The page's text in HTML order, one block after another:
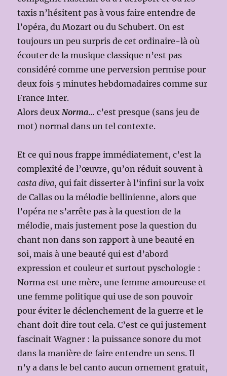
taxis n’hésitent pas à vous faire entendre de
l’opéra, du Mozart ou du Schubert. On est
toujours un peu surpris de cet ordinaire-là où
écouter de la musique classique n’est pas
considéré comme une perversion permise pour
deux fois 5 minutes hebdomadaires comme sur
France Inter.
Alors deuxNorma… c’est presque (sans jeu de
mot) normal dans un tel contexte.
Et ce qui nous frappe immédiatement, c’est la
complexité de l’œuvre, qu’on réduit souvent à
casta diva, qui fait disserter à l’infini sur la voix
de Callas ou la mélodie bellinienne, alors que
l’opéra ne s’arrête pas à la question de la
mélodie, mais justement pose la question du
chant non dans son rapport à une beauté en
soi, mais à une beauté qui est d’abord
expression et couleur et surtout pyschologie :
Norma est une mère, une femme amoureuse et
une femme politique qui use de son pouvoir
pour éviter le déclenchement de la guerre et le
chant doit dire tout cela. C’est ce qui justement
fascinait Wagner : la puissance sonore du mot
dans la manière de faire entendre un sens. Il
n’y a dans le bel canto aucun ornement gratuit,